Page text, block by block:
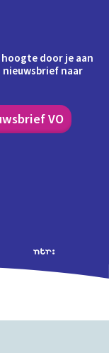
door je aan
naar
VO